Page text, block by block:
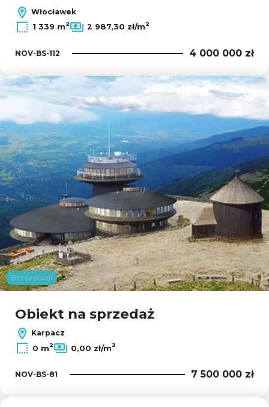
Włocławek
1 339 m2 2 987,30 zł/m2
NOV-BS-112 4 000 000 zł
Bez prowizji
Obiekt na sprzedaż
Karpacz
0 m2 0,00 zł/m2
NOV-BS-81 7 500 000 zł